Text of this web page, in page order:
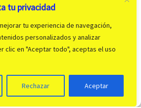
tu privacidad
tu experiencia de navegación,
personalizados y analizar
clic en "Aceptar todo", aceptas el uso
Rechazar Aceptar
Aceptar
Denegar
Política de cookies
– Todos los derechos reservados